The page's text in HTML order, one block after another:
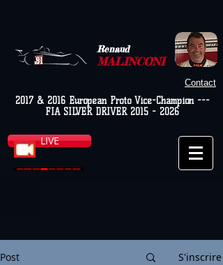
Renaud
MALINCONI
Contact
2017 & 2016 European Proto Vice-Champion ---
FIA SILVER DRIVER 2015 - 2026
LIVE
Post S'inscrire